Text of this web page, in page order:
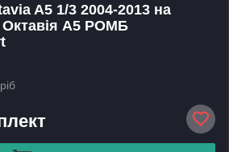
A5 1/3 2004-2013 на
А5 РОМБ